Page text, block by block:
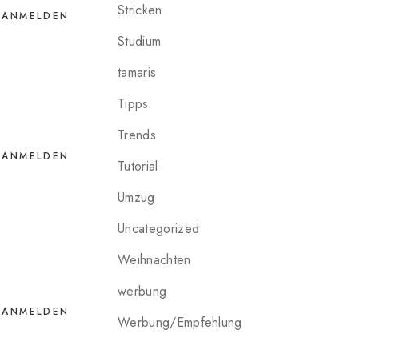
Stricken
Studium
tamaris
Tipps
Trends
Tutorial
Umzug
Uncategorized
Weihnachten
werbung
Werbung/Empfehlung